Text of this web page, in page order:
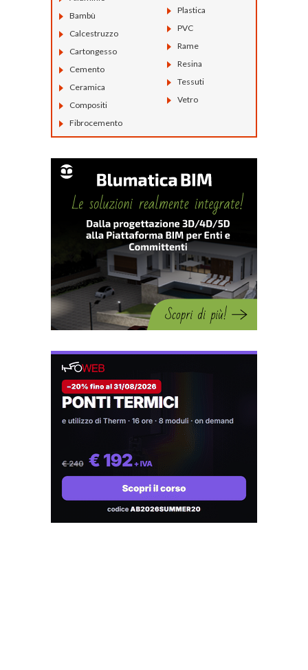
Bambù
Calcestruzzo
Cartongesso
Cemento
Ceramica
Compositi
Fibrocemento
Plastica
PVC
Rame
Resina
Tessuti
Vetro